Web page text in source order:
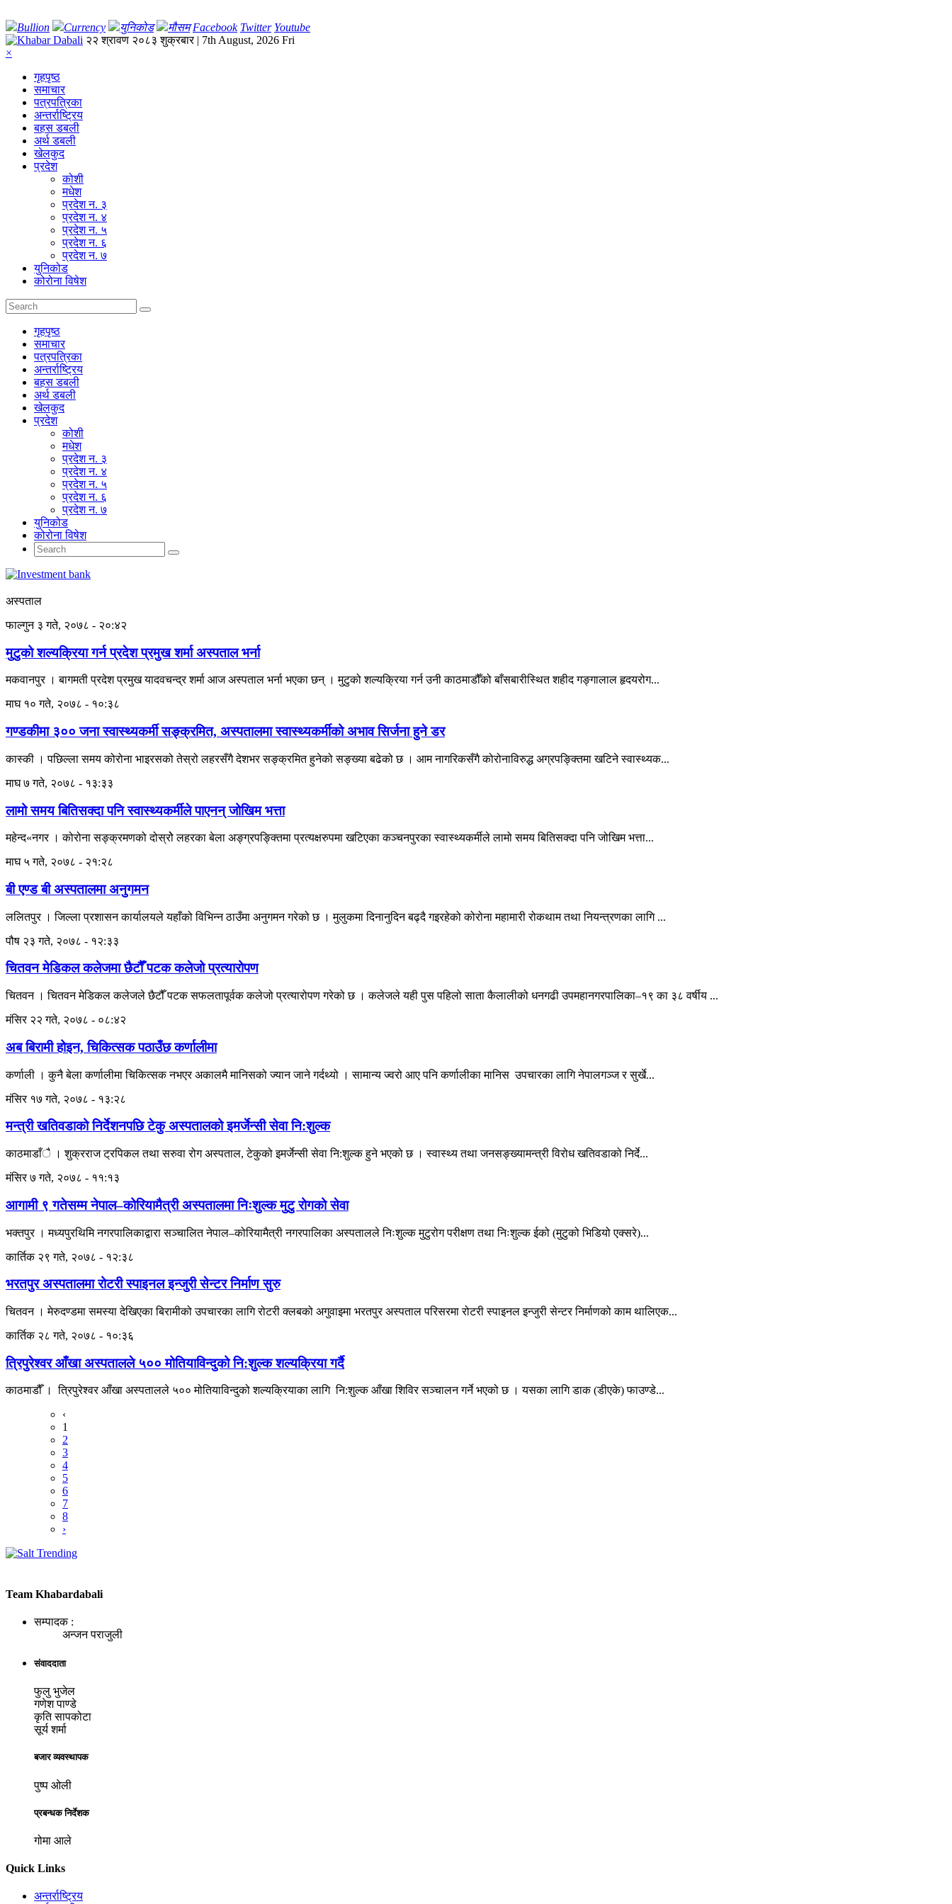
Bullion Currency युनिकोड मौसम Facebook Twitter Youtube
२२ श्रावण २०८३ शुक्रबार | 7th August, 2026 Fri
×
गृहपृष्‍ठ
समाचार
पत्रपत्रिका
अन्तर्राष्ट्रिय
बहस डबली
अर्थ डबली
खेलकुद
प्रदेश
कोशी
मधेश
प्रदेश न. ३
प्रदेश न. ४
प्रदेश न. ५
प्रदेश न. ६
प्रदेश न. ७
युनिकोड
कोरोना विषेश
गृहपृष्‍ठ
समाचार
पत्रपत्रिका
अन्तर्राष्ट्रिय
बहस डबली
अर्थ डबली
खेलकुद
प्रदेश
कोशी
मधेश
प्रदेश न. ३
प्रदेश न. ४
प्रदेश न. ५
प्रदेश न. ६
प्रदेश न. ७
युनिकोड
कोरोना विषेश
अस्पताल
फाल्गुन ३ गते, २०७८ - २०:४२
मुटुको शल्यक्रिया गर्न प्रदेश प्रमुख शर्मा अस्पताल भर्ना
मकवानपुर । बागमती प्रदेश प्रमुख यादवचन्द्र शर्मा आज अस्पताल भर्ना भएका छन् । मुटुको शल्यक्रिया गर्न उनी काठमाडौँको बाँसबारीस्थित शहीद गङ्गालाल हृदयरोग...
माघ १० गते, २०७८ - १०:३८
गण्डकीमा ३०० जना स्वास्थ्यकर्मी सङ्क्रमित, अस्पतालमा स्वास्थ्यकर्मीको अभाव सिर्जना हुने डर
कास्की । पछिल्ला समय कोरोना भाइरसको तेस्रो लहरसँगै देशभर सङ्क्रमित हुनेको सङ्ख्या बढेको छ । आम नागरिकसँगै कोरोनाविरुद्ध अग्रपङ्क्तिमा खटिने स्वास्थ्यक...
माघ ७ गते, २०७८ - १३:३३
लामो समय बितिसक्दा पनि स्वास्थ्यकर्मीले पाएनन् जोखिम भत्ता
महेन्द«नगर । कोरोना सङ्क्रमणको दोस्रोे लहरका बेला अङ्ग्रपङ्क्तिमा प्रत्यक्षरुपमा खटिएका कञ्चनपुरका स्वास्थ्यकर्मीले लामो समय बितिसक्दा पनि जोखिम भत्ता...
माघ ५ गते, २०७८ - २१:२८
बी एण्ड बी अस्पतालमा अनुगमन
ललितपुर । जिल्ला प्रशासन कार्यालयले यहाँको विभिन्न ठाउँमा अनुगमन गरेको छ । मुलुकमा दिनानुदिन बढ्दै गइरहेको कोरोना महामारी रोकथाम तथा नियन्त्रणका लागि ...
पौष २३ गते, २०७८ - १२:३३
चितवन मेडिकल कलेजमा छैटौँ पटक कलेजो प्रत्यारोपण
चितवन । चितवन मेडिकल कलेजले छैटौँ पटक सफलतापूर्वक कलेजो प्रत्यारोपण गरेको छ । कलेजले यही पुस पहिलो साता कैलालीको धनगढी उपमहानगरपालिका–१९ का ३८ वर्षीय ...
मंसिर २२ गते, २०७८ - ०८:४२
अब बिरामी होइन, चिकित्सक पठाउँछ कर्णालीमा
कर्णाली । कुनै बेला कर्णालीमा चिकित्सक नभएर अकालमै मानिसको ज्यान जाने गर्दथ्यो । सामान्य ज्वरो आए पनि कर्णालीका मानिस उपचारका लागि नेपालगञ्ज र सुर्खे...
मंसिर १७ गते, २०७८ - १३:२८
मन्त्री खतिवडाको निर्देशनपछि टेकु अस्पतालको इमर्जेन्सी सेवा नि:शुल्क
काठमाडाँै । शुक्रराज ट्रपिकल तथा सरुवा रोग अस्पताल, टेकुको इमर्जेन्सी सेवा नि:शुल्क हुने भएको छ । स्वास्थ्य तथा जनसङ्ख्यामन्त्री विरोध खतिवडाको निर्दे...
मंसिर ७ गते, २०७८ - ११:१३
आगामी ९ गतेसम्म नेपाल–कोरियामैत्री अस्पतालमा निःशुल्क मुटु रोगको सेवा
भक्तपुर । मध्यपुरथिमि नगरपालिकाद्वारा सञ्चालित नेपाल–कोरियामैत्री नगरपालिका अस्पतालले निःशुल्क मुटुरोग परीक्षण तथा निःशुल्क ईको (मुटुको भिडियो एक्सरे)...
कार्तिक २९ गते, २०७८ - १२:३८
भरतपुर अस्पतालमा रोटरी स्पाइनल इन्जुरी सेन्टर निर्माण सुरु
चितवन । मेरुदण्डमा समस्या देखिएका बिरामीको उपचारका लागि रोटरी क्लबको अगुवाइमा भरतपुर अस्पताल परिसरमा रोटरी स्पाइनल इन्जुरी सेन्टर निर्माणको काम थालिएक...
कार्तिक २८ गते, २०७८ - १०:३६
त्रिपुरेश्वर आँखा अस्पतालले ५०० मोतियाविन्दुको नि:शुल्क शल्यक्रिया गर्दै
काठमाडौँ । त्रिपुरेश्वर आँखा अस्पतालले ५०० मोतियाविन्दुको शल्यक्रियाका लागि नि:शुल्क आँखा शिविर सञ्चालन गर्ने भएको छ । यसका लागि डाक (डीएके) फाउण्डे...
‹
1
2
3
4
5
6
7
8
›
Team Khabardabali
सम्पादक :
अन्जन पराजुली
संवाददाता
फुलु भुजेल
गणेश पाण्डे
कृति सापकोटा
सूर्य शर्मा
बजार व्यवस्थापक
पुष्प ओली
प्रबन्धक निर्देशक
गोमा आले
Quick Links
अन्तर्राष्ट्रिय